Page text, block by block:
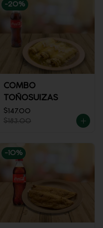
-20%
COMBO
TOÑOSUIZAS
$147.00
$183.00
-10%